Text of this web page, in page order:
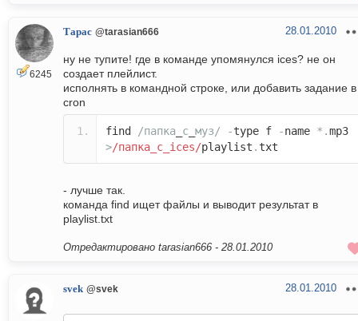
6245
Тарас @tarasian666 28.01.2010
ну не тупите! где в команде упомянулся ices? не он
создает плейлист.
исполнять в командной строке, или добавить задание в
cron
find /папка с муз/ -type f -name *.mp3
>/папка_с_ices/playlist . txt
- лучше так.
команда find ищет файлы и выводит результат в
playlist.txt
Отредактировано tarasian666 - 28.01.2010
svek @svek 28.01.2010